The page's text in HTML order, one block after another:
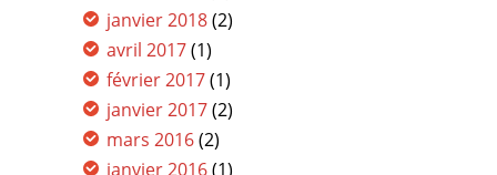
janvier 2018(2)
avril 2017(1)
février 2017(1)
janvier 2017(2)
mars 2016(2)
janvier 2016(1)